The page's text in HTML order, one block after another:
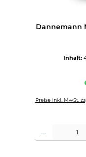
Dannemann
Inhalt:
Preise inkl. MwSt.
Produkt Anzahl: